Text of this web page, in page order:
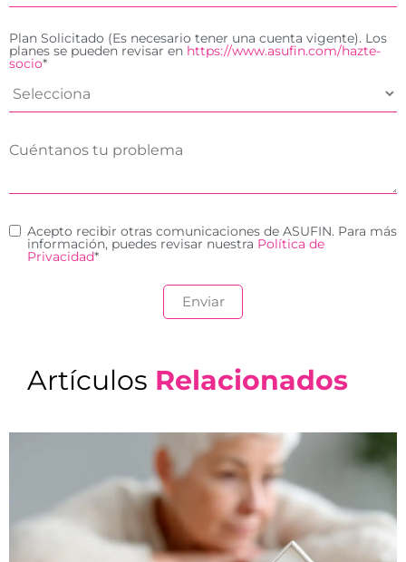
Plan Solicitado (Es necesario tener una cuenta vigente). Los
planes se pueden revisar en https://www.asufin.com/hazte-
socio*
Acepto recibir otras comunicaciones de ASUFIN. Para más
información, puedes revisar nuestra Política de
Privacidad*
Artículos Relacionados